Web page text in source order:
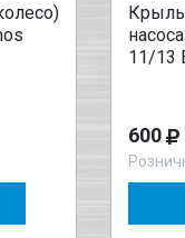
11/13
600